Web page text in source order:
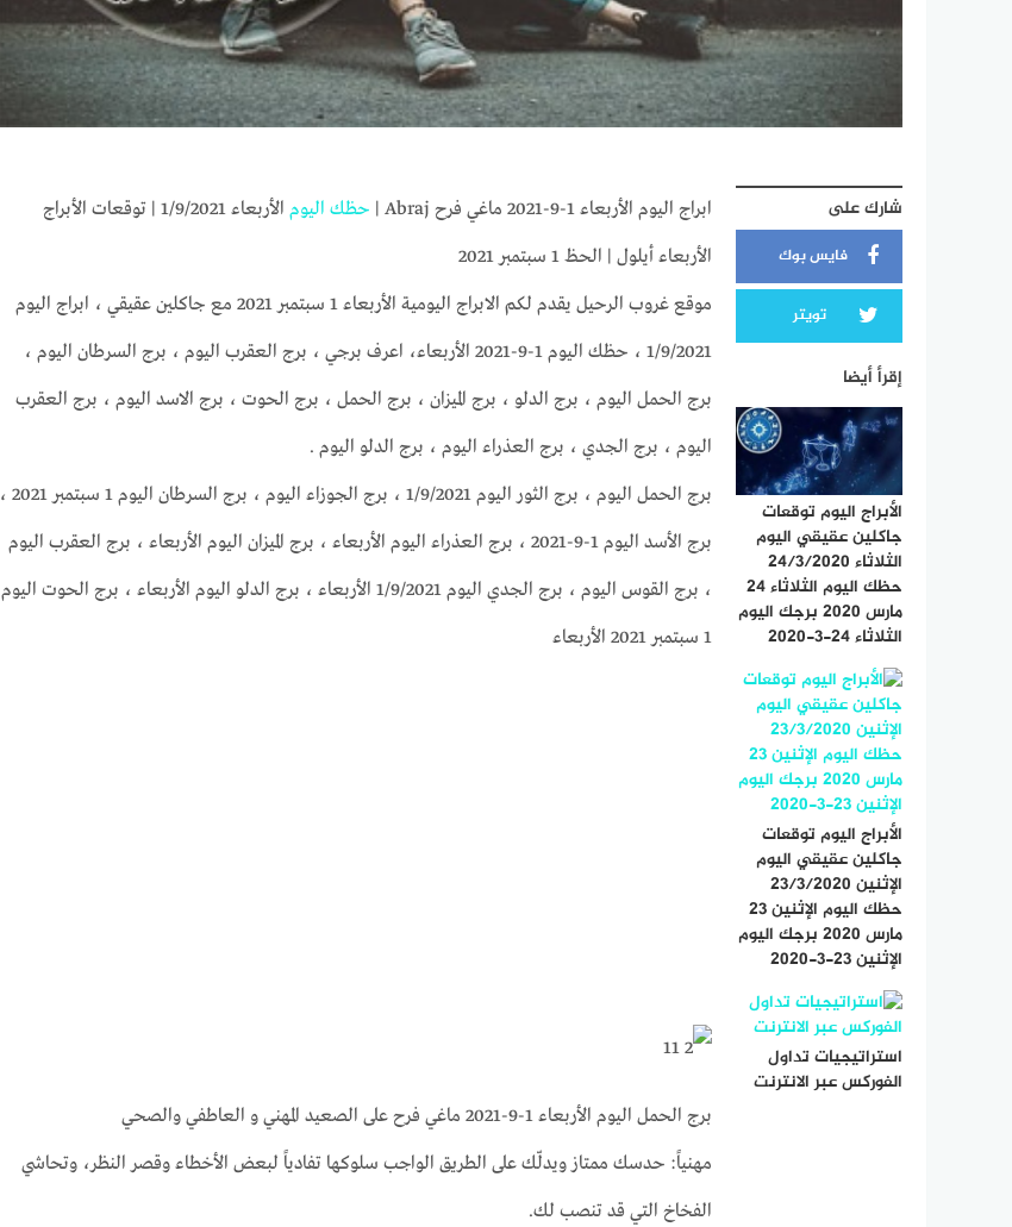
ابراج اليوم الأربعاء 1-9-2021 ماغي فرح Abraj | حظك اليوم
الأربعاء 1/9/2021 | توقعات الأبراج
الأربعاء أيلول | الحظ 1 سبتمبر 2021
موقع غروب الرحيل يقدم لكم الابراج اليومية الأربعاء 1 سبتمبر 2021 مع جاكلين عقيقي ، ابراج اليوم
1/9/2021 ، حظك اليوم 1-9-2021 الأربعاء، اعرف برجي ، برج العقرب اليوم ، برج السرطان اليوم ،
برج الحمل اليوم ، برج الدلو ، برج الميزان ، برج الحمل ، برج الحوت ، برج الاسد اليوم ، برج العقرب
اليوم ، برج الجدي ، برج العذراء اليوم ، برج الدلو اليوم .
برج الحمل اليوم ، برج الثور اليوم 1/9/2021 ، برج الجوزاء اليوم ، برج السرطان اليوم 1 سبتمبر 2021 ،
برج الأسد اليوم 1-9-2021 ، برج العذراء اليوم الأربعاء ، برج الميزان اليوم الأربعاء ، برج العقرب اليوم
، برج القوس اليوم ، برج الجدي اليوم 1/9/2021 الأربعاء ، برج الدلو اليوم الأربعاء ، برج الحوت اليوم
1 سبتمبر 2021 الأربعاء
برج الحمل اليوم الأربعاء 1-9-2021 ماغي فرح على الصعيد المهني و العاطفي والصحي
مهنياً: حدسك ممتاز ويدلّك على الطريق الواجب سلوكها تفادياً لبعض الأخطاء وقصر النظر، وتحاشي
الفخاخ التي قد تنصب لك.
شارك على
فايس بوك
تويتر
إقرأ أيضا
الأبراج اليوم توقعات
جاكلين عقيقي اليوم
الثلاثاء 24/3/2020
حظك اليوم الثلاثاء 24
مارس 2020 برجك اليوم
الثلاثاء 24-3-2020
الأبراج اليوم توقعات
جاكلين عقيقي اليوم
الإثنين 23/3/2020
حظك اليوم الإثنين 23
مارس 2020 برجك اليوم
الإثنين 23-3-2020
استراتيجيات تداول
الفوركس عبر الانترنت